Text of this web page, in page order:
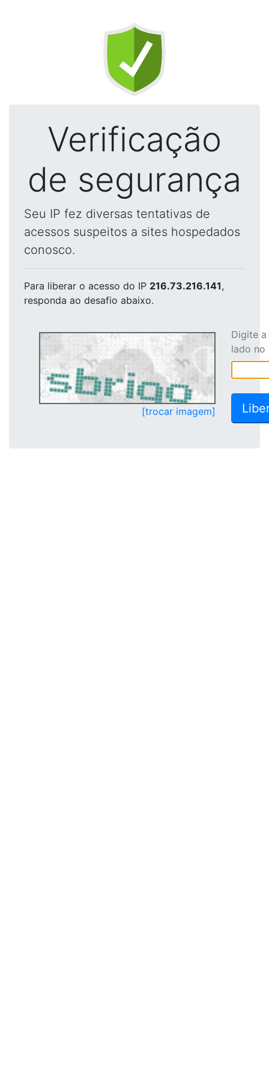
Verificação
de segurança
Seu IP fez diversas tentativas de
acessos suspeitos a sites hospedados
conosco.
Para liberar o acesso do IP 216.73.216.141,
responda ao desafio abaixo.
[trocar imagem]
Digite
lado no